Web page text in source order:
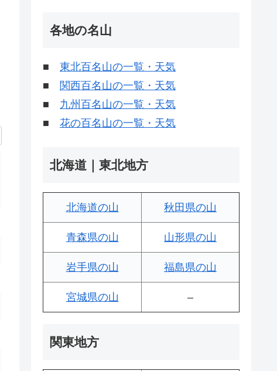
各地の名山
■ 東北百名山の一覧・天気
■ 関西百名山の一覧・天気
■ 九州百名山の一覧・天気
■ 花の百名山の一覧・天気
北海道｜東北地方
北海道の山 秋田県の山
青森県の山 山形県の山
岩手県の山 福島県の山
宮城県の山 –
関東地方